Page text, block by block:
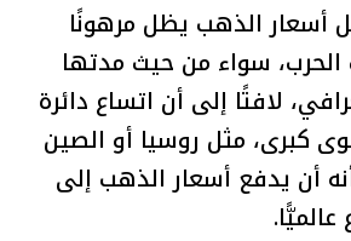
أسعار الذهب يظل مرهونًا
سواء من حيث مدتها
لافتًا إلى أن اتساع دائرة
كبرى، مثل روسيا أو الصين
أن يدفع أسعار الذهب إلى